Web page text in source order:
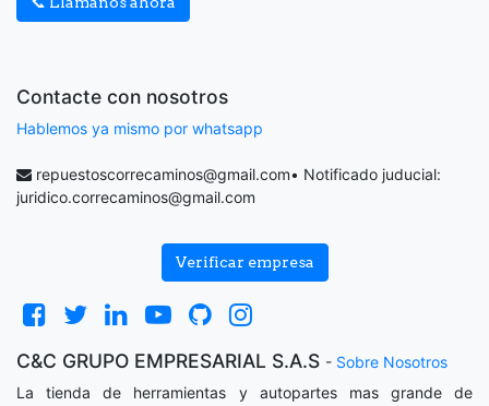
Contacte con nosotros
Hablemos ya mismo por whatsapp
repuestoscorrecaminos@gmail.com• Notificado juducial:
juridico.correcaminos@gmail.com
Verificar empresa
C&C GRUPO EMPRESARIAL S.A.S - Sobre Nosotros
La tienda de herramientas y autopartes mas grande de